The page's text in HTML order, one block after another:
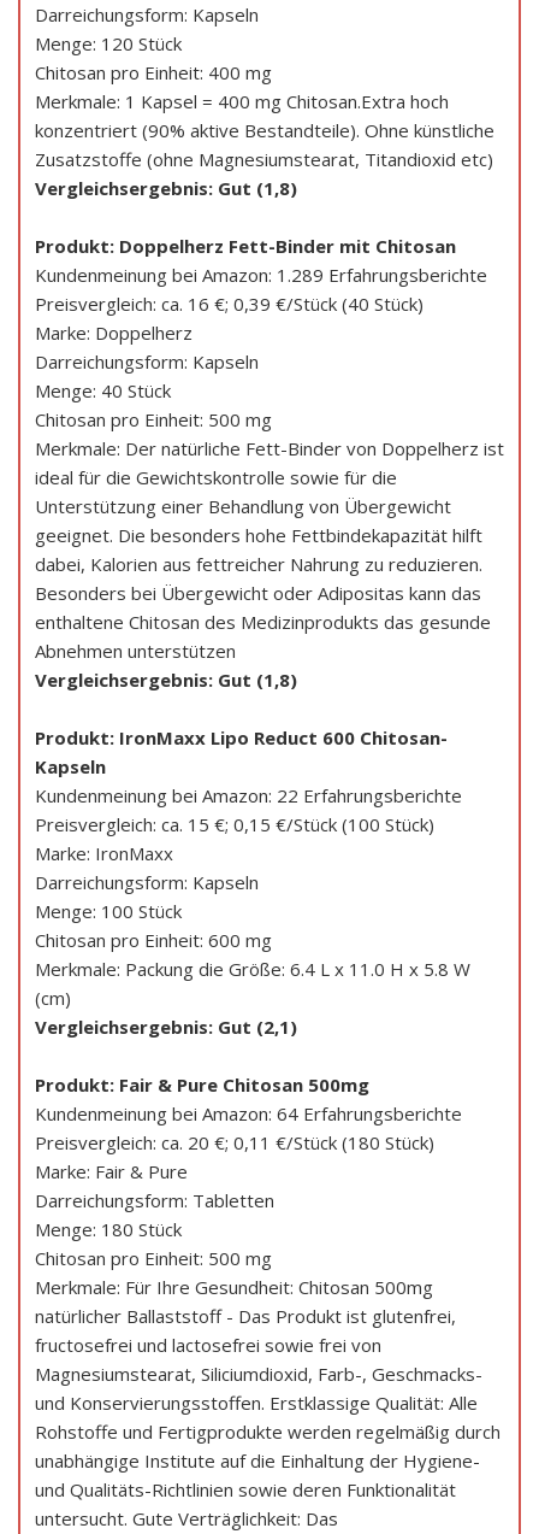
Darreichungsform: Kapseln
Menge: 120 Stück
Chitosan pro Einheit: 400 mg
Merkmale: 1 Kapsel = 400 mg Chitosan.Extra hoch
konzentriert (90% aktive Bestandteile). Ohne künstliche
Zusatzstoffe (ohne Magnesiumstearat, Titandioxid etc)
Vergleichsergebnis: Gut (1,8)
Produkt: Doppelherz Fett-Binder mit Chitosan
Kundenmeinung bei Amazon: 1.289 Erfahrungsberichte
Preisvergleich: ca. 16 €; 0,39 €/Stück (40 Stück)
Marke: Doppelherz
Darreichungsform: Kapseln
Menge: 40 Stück
Chitosan pro Einheit: 500 mg
Merkmale: Der natürliche Fett-Binder von Doppelherz ist
ideal für die Gewichtskontrolle sowie für die
Unterstützung einer Behandlung von Übergewicht
geeignet. Die besonders hohe Fettbindekapazität hilft
dabei, Kalorien aus fettreicher Nahrung zu reduzieren.
Besonders bei Übergewicht oder Adipositas kann das
enthaltene Chitosan des Medizinprodukts das gesunde
Abnehmen unterstützen
Vergleichsergebnis: Gut (1,8)
Produkt: IronMaxx Lipo Reduct 600 Chitosan-
Kapseln
Kundenmeinung bei Amazon: 22 Erfahrungsberichte
Preisvergleich: ca. 15 €; 0,15 €/Stück (100 Stück)
Marke: IronMaxx
Darreichungsform: Kapseln
Menge: 100 Stück
Chitosan pro Einheit: 600 mg
Merkmale: Packung die Größe: 6.4 L x 11.0 H x 5.8 W
(cm)
Vergleichsergebnis: Gut (2,1)
Produkt: Fair & Pure Chitosan 500mg
Kundenmeinung bei Amazon: 64 Erfahrungsberichte
Preisvergleich: ca. 20 €; 0,11 €/Stück (180 Stück)
Marke: Fair & Pure
Darreichungsform: Tabletten
Menge: 180 Stück
Chitosan pro Einheit: 500 mg
Merkmale: Für Ihre Gesundheit: Chitosan 500mg
natürlicher Ballaststoff - Das Produkt ist glutenfrei,
fructosefrei und lactosefrei sowie frei von
Magnesiumstearat, Siliciumdioxid, Farb-, Geschmacks-
und Konservierungsstoffen. Erstklassige Qualität: Alle
Rohstoffe und Fertigprodukte werden regelmäßig durch
unabhängige Institute auf die Einhaltung der Hygiene-
und Qualitäts-Richtlinien sowie deren Funktionalität
untersucht. Gute Verträglichkeit: Das